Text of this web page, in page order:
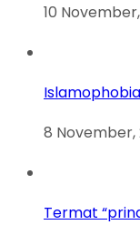
10
8 November,
Termat